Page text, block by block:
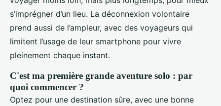
s’imprégner d’un lieu. La déconnexion volontaire
prend aussi de l’ampleur, avec des voyageurs qui
limitent l’usage de leur smartphone pour vivre
pleinement chaque instant.
C'est ma première grande aventure solo : par
quoi commencer ?
Optez pour une destination sûre, avec une bonne